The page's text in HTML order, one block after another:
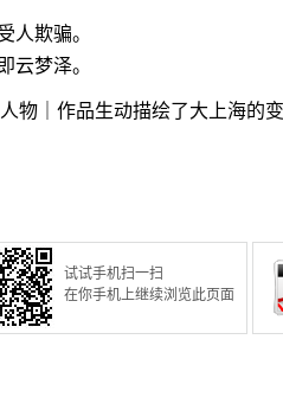
人欺骗。
云梦泽。
物｜作品生动描绘了大上海的
试试手机扫一扫
在你手机上继续浏览此页面